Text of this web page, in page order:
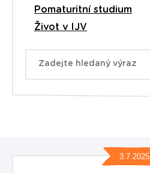
Pomaturitní studium
Život v IJV
Zadejte hledaný výraz
3.7.2025